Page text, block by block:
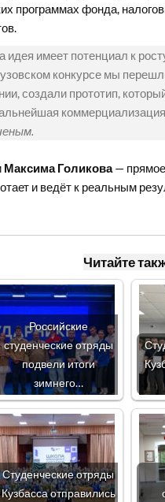
программах фонда,
имеет потенциал к
конкурсе мы
создали прототип,
Максима Голикова— прямое
и ведёт к реальным
Читайте
Российские
студенческие отряды
подвели итоги
зимнего…
Студенческие отряды
Кузбасса отправились